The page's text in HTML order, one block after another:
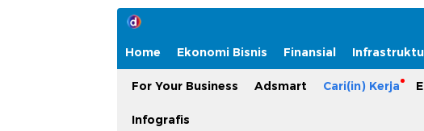
Home Ekonomi Bisnis Finansial
For Your Business Adsmart Cari(in) Kerja
Infografis